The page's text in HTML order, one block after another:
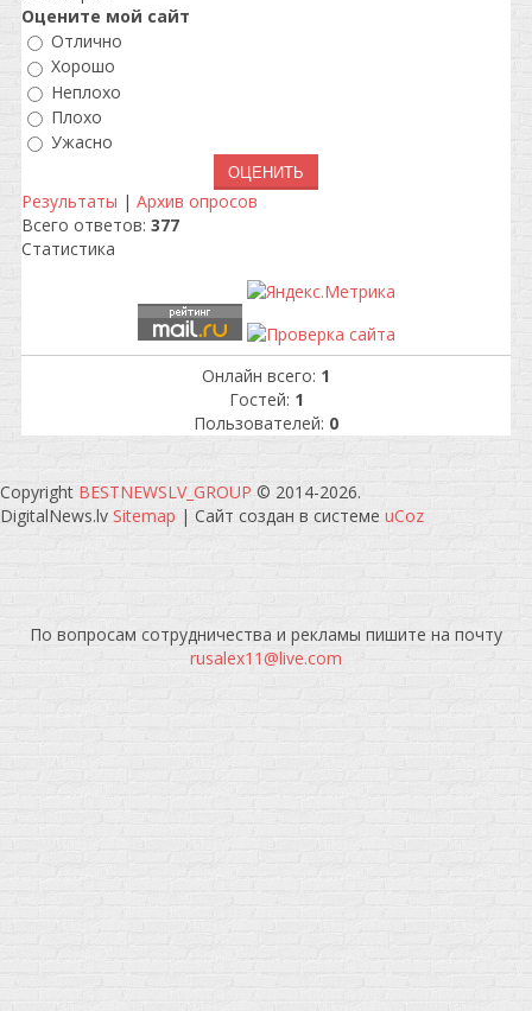
Оцените мой сайт
Отлично
Хорошо
Неплохо
Плохо
Ужасно
Результаты | Архив опросов
Всего ответов: 377
Статистика
Онлайн всего: 1
Гостей: 1
Пользователей: 0
Copyright BESTNEWSLV_GROUP © 2014-2026.
DigitalNews.lv Sitemap | Сайт создан в системе uCoz
По вопросам сотрудничества и рекламы пишите на почту
rusalex11@live.com